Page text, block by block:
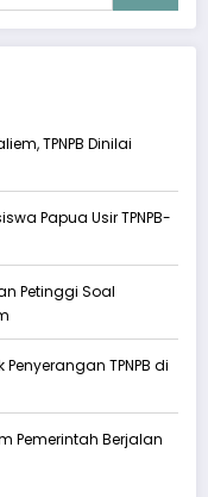
TPNPB Dinilai
Papua Usir TPNPB-
Petinggi Soal
TPNPB di
Pemerintah Berjalan